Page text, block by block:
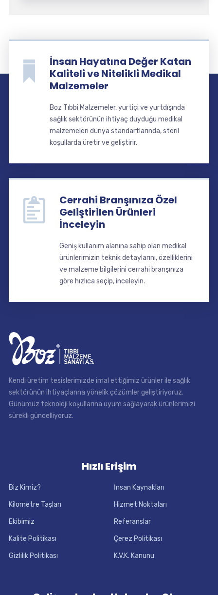
İnsan Hayatına Değer Katan
Kaliteli ve Nitelikli Medikal
Malzemeler
Boz Tıbbi Malzemeler, yurtiçi ve yurtdışında
sağlık sektörünün ihtiyaç duyduğu medikal
malzemeleri dünya standartlarında, steril
koşullarda üretir ve geliştirir.
Cerrahi Branşınıza Özel
Geliştirilen Ürünleri
İnceleyin
Geniş kullanım alanına sahip olan medikal
ürünlerimizin teknik detaylarını, özelliklerini
ve malzeme bilgilerini cerrahi branşınıza
göre hızlıca seçip, inceleyin.
Kendi üretim tesislerimizde imal ettiğimiz ürünler ile sağlık
sektörünün ihtiyaçlarına yönelik çözümler geliştiriyoruz.
Günümüz teknoloji koşullarına uyum sağlayarak ürünlerimizi
sürekli güncelliyoruz.
Hızlı Erişim
Biz Kimiz? İnsan Kaynakları
Kilometre Taşları Hizmet Noktaları
Ekibimiz Referanslar
Kalite Politikası Çerez Politikası
Gizlilik Politikası K.V.K. Kanunu